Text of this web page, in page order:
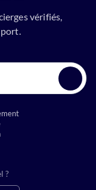
vérifiés,
?